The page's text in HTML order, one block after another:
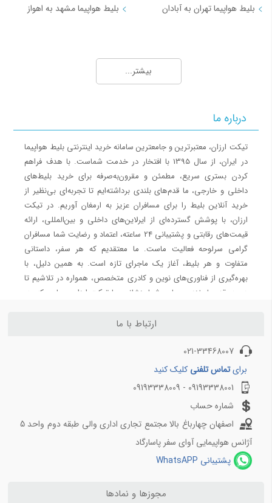
بلیط هواپیما تهران به آبادان
بلیط هواپیما مشهد به اهواز
بلیط هواپیما کیش به تهران
بلیط هواپیما کیش به اهواز
بلیط هواپیما کیش به بندرعباس
مسیرهای منتخب بلیط هواپیما و چارتر 4
بلیط هواپیما اهواز به تهران
بلیط هواپیما اهواز به مشهد
بلیط هواپیما اصفهان به تهران
بلیط هواپیما اصفهان به مشهد
بلیط هواپیما شیراز به تهران
بلیط هواپیما شیراز به مشهد
بیشتر...
درباره ما
تیکت ارزان، معتبرترین و جامعترین سامانه خرید اینترنتی بلیط هواپیما
در ایران، از سال 1395 با افتخار در خدمت شماست. با هدف فراهم
کردن بستری سریع، مطمئن و مقرون‌به‌صرفه برای خرید بلیط‌های
داخلی و خارجی، ما قدم‌های بلندی برداشته‌ایم تا تجربه‌ای بی‌نظیر از
خرید آنلاین بلیط را برای مسافران عزیز به ارمغان آوریم. در تیکت
ارزان، با پوشش گسترده‌ای از ایرلاین‌های داخلی و بین‌المللی، ارائه
قیمت‌های رقابتی و پشتیبانی 24 ساعته، اعتماد و رضایت شما مسافران
گرامی سرلوحه فعالیت ماست. ما معتقدیم که هر سفر، داستانی
متفاوت و هر بلیط، آغاز یک ماجرای تازه است. به همین دلیل، با
بهره‌گیری از فناوری‌های نوین و کادری متخصص، همواره در تلاشیم تا
در هر قدم، لبخندی بر لب شما بنشانیم. با تیکت ارزان ؛ جایی که هر
ارتباط با ما
021-33468007
برایتماس تلفنی کلیک کنید
09193338001 - 09193338009
شماره حساب
اصفهان چهارباغ بالا مجتمع تجاری اداری والی طبقه دوم واحد 5
آژانس هواپیمایی آوای سفر پاسارگاد
پشتیبانی WhatsAPP
مجوزها و نمادها